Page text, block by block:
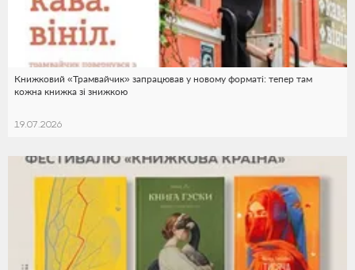
Книжковий «Трамвайчик» запрацював у новому форматі: тепер там
кожна книжка зі знижкою
19.07.2026